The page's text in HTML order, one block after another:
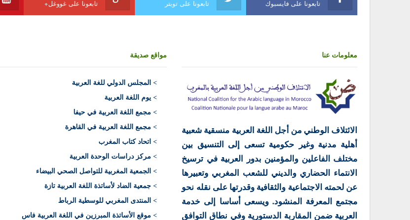
تابعونا على فايسبوك تابعونا على تويتر تابعونا على غووغل+
معلومات عنا
الائتلاف الوطني من أجل اللغة العربية منسقية شعبية
أهلية مدنية وغير حكومية تسعى إلى التنسيق بين
مختلف الفاعلين والمؤمنين بدور العربية في ترسيخ
الانتماء الحضاري والديني للشعب المغربي وتعبيرها
عن لحمته الاجتماعية والثقافية وقدرتها على نقله نحو
مجتمع المعرفة المنشود. ويسعى أساسا إلى خدمة
العربية ضمن المقاربة الدستورية وفي نطاق التوافق
مواقع صديقة
> المجلس الدولي للغة العربية
> يوم اللغة العربية
> مجمع اللغة العربية في حيفا
> مجمع اللغة العربية في القاهرة
> اتحاد كتاب المغرب
> مركز دراسات الوحدة العربية
> الجمعية المغربية للتواصل الصحي البيضاء
> جمعية الضاد لأساتذة اللغة العربية تازة
> المنتدى المغربي للوسطية الرباط
> موقع الأساتذة المبرزين في اللغة العربية فاس